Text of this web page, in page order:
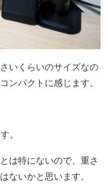
いくらいのサイズなの
ンパクトに感じます。
。
は特にないので、重さ
ないかと思います。